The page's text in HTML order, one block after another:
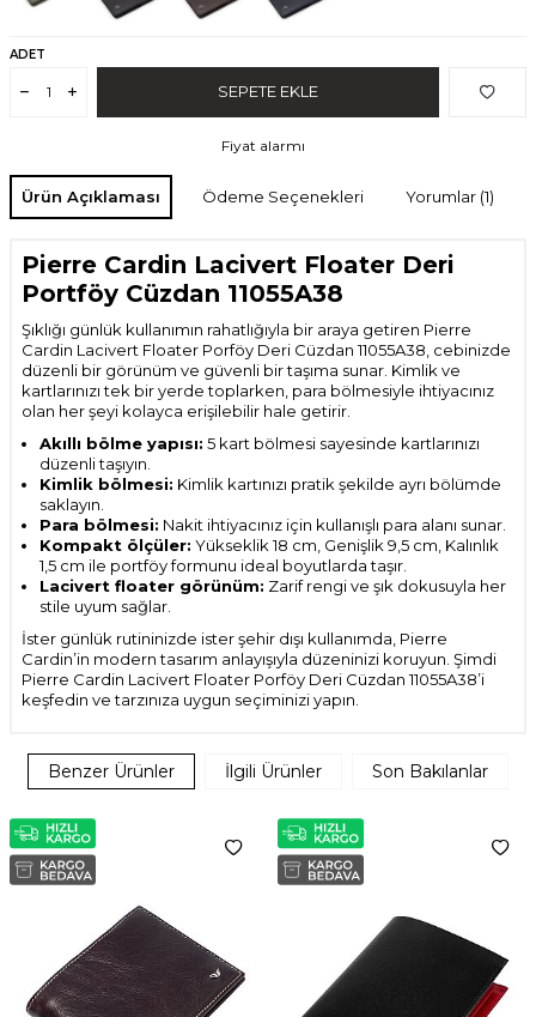
ADET
SEPETE EKLE
Fiyat alarmı
Ürün Açıklaması Ödeme Seçenekleri Yorumlar (1)
Pierre Cardin Lacivert Floater Deri
Portföy Cüzdan 11055A38
Şıklığı günlük kullanımın rahatlığıyla bir araya getiren Pierre
Cardin Lacivert Floater Porföy Deri Cüzdan 11055A38, cebinizde
düzenli bir görünüm ve güvenli bir taşıma sunar. Kimlik ve
kartlarınızı tek bir yerde toplarken, para bölmesiyle ihtiyacınız
olan her şeyi kolayca erişilebilir hale getirir.
Akıllı bölme yapısı: 5 kart bölmesi sayesinde kartlarınızı
düzenli taşıyın.
Kimlik bölmesi: Kimlik kartınızı pratik şekilde ayrı bölümde
saklayın.
Para bölmesi: Nakit ihtiyacınız için kullanışlı para alanı sunar.
Kompakt ölçüler: Yükseklik 18 cm, Genişlik 9,5 cm, Kalınlık
1,5 cm ile portföy formunu ideal boyutlarda taşır.
Lacivert floater görünüm: Zarif rengi ve şık dokusuyla her
stile uyum sağlar.
İster günlük rutininizde ister şehir dışı kullanımda, Pierre
Cardin’in modern tasarım anlayışıyla düzeninizi koruyun. Şimdi
Pierre Cardin Lacivert Floater Porföy Deri Cüzdan 11055A38’i
keşfedin ve tarzınıza uygun seçiminizi yapın.
Benzer Ürünler İlgili Ürünler Son Bakılanlar